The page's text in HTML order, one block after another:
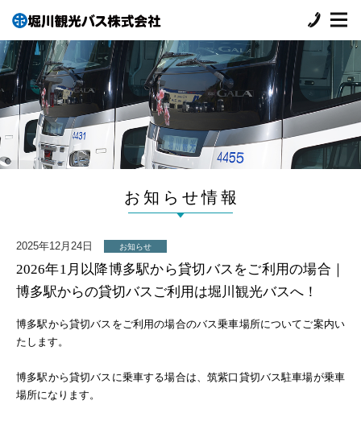
お知らせ情報
2025年12月24日 お知らせ
2026年1月以降博多駅から貸切バスをご利用の場合｜
博多駅からの貸切バスご利用は堀川観光バスへ！
博多駅から貸切バスをご利用の場合のバス乗車場所についてご案内い
たします。
博多駅から貸切バスに乗車する場合は、筑紫口貸切バス駐車場が乗車
場所になります。